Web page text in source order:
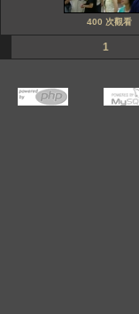
400 次觀看
1